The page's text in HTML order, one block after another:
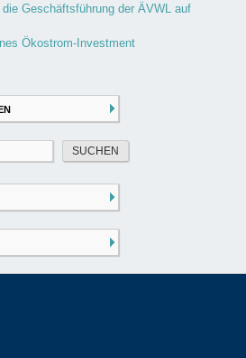
die Geschäftsführung der ÄVWL auf
Ökostrom-Investment